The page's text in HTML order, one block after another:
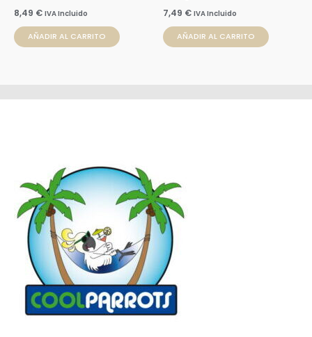
8,49 € IVA Incluido
AÑADIR AL CARRITO
7,49 € IVA Incluido
AÑADIR AL CARRITO